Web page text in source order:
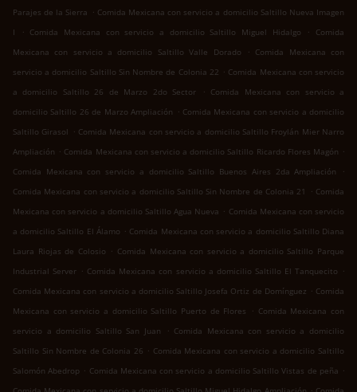
Parajes de la Sierra . Comida Mexicana con servicio a domicilio Saltillo Nueva Imagen
I
. Comida Mexicana con servicio a domicilio Saltillo Miguel Hidalgo .
Comida
Mexicana con servicio a domicilio Saltillo Valle Dorado
. Comida Mexicana con
servicio a domicilio Saltillo Sin Nombre de Colonia 22 . Comida Mexicana con servicio
a domicilio Saltillo 26 de Marzo 2do Sector
. Comida Mexicana con servicio a
domicilio Saltillo 26 de Marzo Ampliación . Comida Mexicana con servicio a domicilio
Saltillo Girasol . Comida Mexicana con servicio a domicilio Saltillo Froylán Mier Narro
Ampliación . Comida Mexicana con servicio a domicilio Saltillo Ricardo Flores Magón .
Comida Mexicana con servicio a domicilio Saltillo Buenos Aires 2da Ampliación
.
Comida Mexicana con servicio a domicilio Saltillo Sin Nombre de Colonia 21
. Comida
Mexicana con servicio a domicilio Saltillo Agua Nueva . Comida Mexicana con servicio
a domicilio Saltillo El Álamo . Comida Mexicana con servicio a domicilio Saltillo Diana
Laura Riojas de Colosio . Comida Mexicana con servicio a domicilio Saltillo Parque
Industrial Server . Comida Mexicana con servicio a domicilio Saltillo El Tanquecito .
Comida Mexicana con servicio a domicilio Saltillo Josefa Ortiz de Domínguez . Comida
Mexicana con servicio a domicilio Saltillo Puerto de Flores
. Comida Mexicana con
servicio a domicilio Saltillo San Juan
. Comida Mexicana con servicio a domicilio
Saltillo Sin Nombre de Colonia 26 . Comida Mexicana con servicio a domicilio Saltillo
Salomón Abedrop . Comida Mexicana con servicio a domicilio Saltillo Vistas de peña .
.